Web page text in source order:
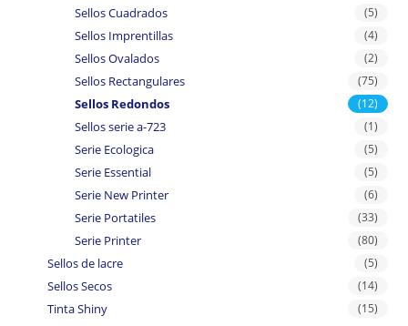
Sellos Cuadrados (5)
Sellos Imprentillas (4)
Sellos Ovalados (2)
Sellos Rectangulares (75)
Sellos Redondos (12)
Sellos serie a-723 (1)
Serie Ecologica (5)
Serie Essential (5)
Serie New Printer (6)
Serie Portatiles (33)
Serie Printer (80)
Sellos de lacre (5)
Sellos Secos (14)
Tinta Shiny (15)